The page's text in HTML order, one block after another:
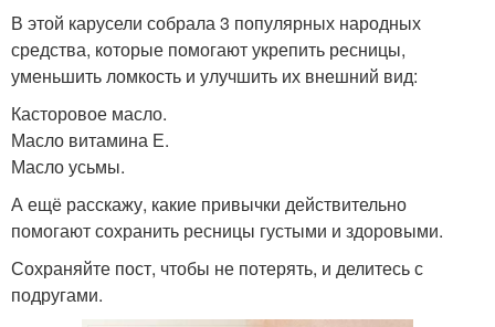
В этой карусели собрала 3 популярных народных
средства, которые помогают укрепить ресницы,
уменьшить ломкость и улучшить их внешний вид:
Касторовое масло.
Масло витамина Е.
Масло усьмы.
А ещё расскажу, какие привычки действительно
помогают сохранить ресницы густыми и здоровыми.
Сохраняйте пост, чтобы не потерять, и делитесь с
подругами.